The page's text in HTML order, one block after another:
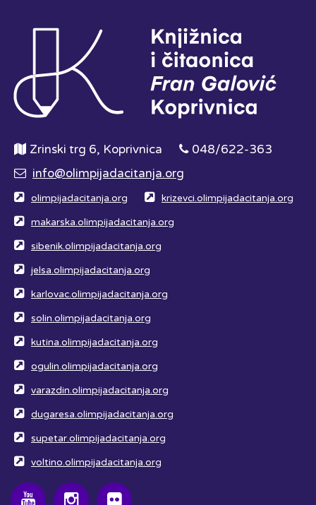
Zrinski trg 6, Koprivnica
048/622-363
info@olimpijadacitanja.org
olimpijadacitanja.org krizevci.olimpijadacitanja.org
makarska.olimpijadacitanja.org
sibenik.olimpijadacitanja.org
jelsa.olimpijadacitanja.org
karlovac.olimpijadacitanja.org
solin.olimpijadacitanja.org
kutina.olimpijadacitanja.org
ogulin.olimpijadacitanja.org
varazdin.olimpijadacitanja.org
dugaresa.olimpijadacitanja.org
supetar.olimpijadacitanja.org
voltino.olimpijadacitanja.org